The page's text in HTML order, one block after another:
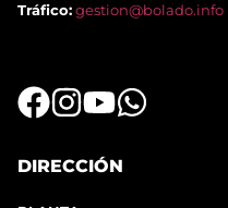
Tráfico:gestion@bolado.info
DIRECCIÓN